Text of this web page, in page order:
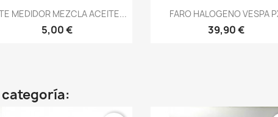
Vista rápida
MEDIDOR MEZCLA ACEITE...
5,00 €
Vista rápida
FARO HALOGENO VESPA
39,90 €